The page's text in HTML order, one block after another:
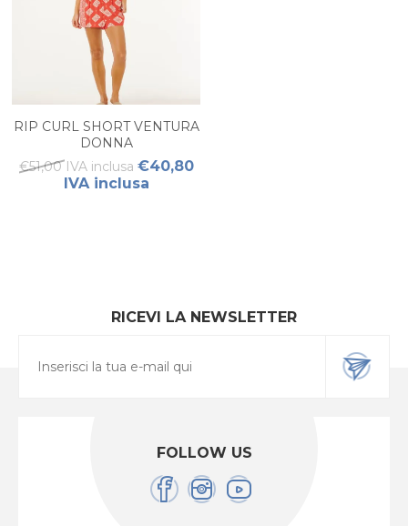
RIP CURL SHORT VENTURA
DONNA
€51,00 IVA inclusa €40,80
IVA inclusa
RICEVI LA NEWSLETTER
FOLLOW US